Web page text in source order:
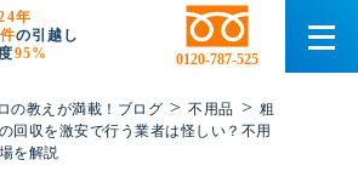
年
の引越し
95% 0120-787-525
の教えが満載！ブログ > 不用品 > 粗
回収を激安で行う業者は怪しい？不用
を解説